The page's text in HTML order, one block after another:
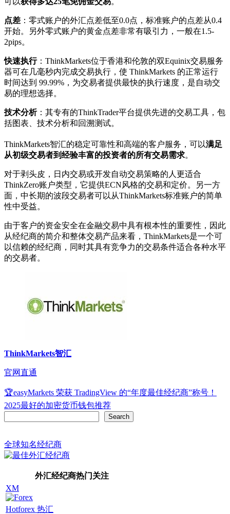
点差 ：零式账户的外汇点差低至0.0点，标准账户的点差从0.4
开始。另外零式账户的黄金点差非常有吸引力，一般在1.5-
2pips。
快速执行：ThinkMarkets位于香港和伦敦的双Equinix交易服务
器可在几毫秒内完成交易执行，使 ThinkMarkets 的正常运行
时间达到 99.99%，为交易者提供最快的执行速度，是自动交
易的理想选择。
技术分析：其专有的ThinkTrader平台提供先进的交易工具，包
括图表、技术分析和回溯测试。
ThinkMarkets智汇的稳定可靠性和高端的客户服务，可以满足
从初级交易者到经验丰富的投资者的所有交易需求。
对于剥头皮，日内交易或开发自动交易策略的人更适合
ThinkZero账户类型，它提供ECN风格的交易和定价。另一方
面，中长期的波段交易者可以从ThinkMarkets标准账户的简单
性中受益。
由于客户的资金安全在金融交易中具有根本性的重要性，因此
从经纪商的简介和整体交易产品来看，ThinkMarkets是一个可
以信赖的经纪商，同时其具有竞争力的交易条件适合各种水平
的交易者。
ThinkMarkets智汇
官网直通
Post
navigation
🏆easyMarkets 荣获 TradingView 的“年度最佳经纪商”称号！
2025最好的加密货币钱包推荐
Search
全球知名经纪商
外汇经纪商热门关注
XM
Hotforex 热汇